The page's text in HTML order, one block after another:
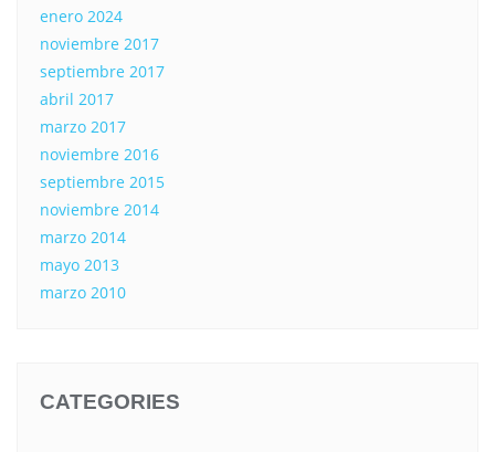
enero 2024
noviembre 2017
septiembre 2017
abril 2017
marzo 2017
noviembre 2016
septiembre 2015
noviembre 2014
marzo 2014
mayo 2013
marzo 2010
CATEGORIES